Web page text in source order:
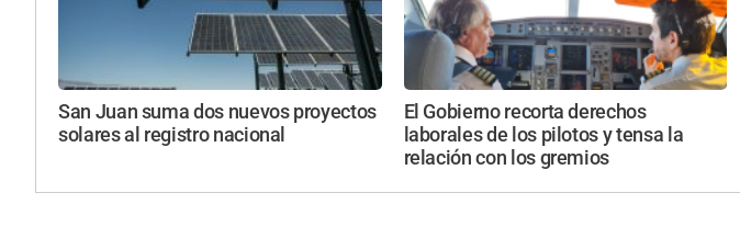
San Juan suma dos nuevos proyectos
solares al registro nacional
El Gobierno recorta derechos
laborales de los pilotos y tensa la
relación con los gremios